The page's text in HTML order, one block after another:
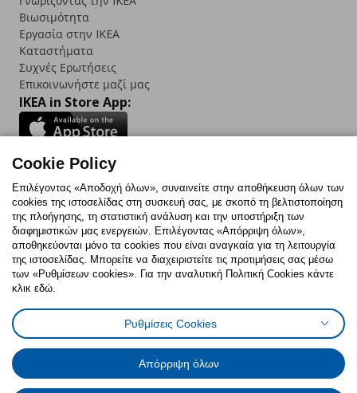
Βιωσιμότητα
Εργασία στην IKEA
Καταστήματα
Συχνές Ερωτήσεις
Επικοινωνήστε μαζί μας
IKEA in Store App:
Follow us:
FacebookInstagram
TikTokYoutubePinterestTwitter
Πολιτική CookiesΔήλωση ψηφιακής προσβασιμότητας
Ρυθμίσεις cookiesΌροι Χρήσης
Γενική Πολιτική Προσωπικών Δεδομένων
Πολιτική Προσωπικών Δεδομένων για ΙΚΕΑ.gr
Κώδικας Καταναλωτικής Δεοντολογίας
Cookie Policy
Επιλέγοντας «Αποδοχή όλων», συναινείτε στην αποθήκευση όλων των
cookies της ιστοσελίδας στη συσκευή σας, με σκοπό τη βελτιστοποίηση
της πλοήγησης, τη στατιστική ανάλυση και την υποστήριξη των
διαφημιστικών μας ενεργειών. Επιλέγοντας «Απόρριψη όλων»,
αποθηκεύονται μόνο τα cookies που είναι αναγκαία για τη λειτουργία
της ιστοσελίδας. Μπορείτε να διαχειριστείτε τις προτιμήσεις σας μέσω
των «Ρυθμίσεων cookies». Για την αναλυτική Πολιτική Cookies κάντε
κλικ εδώ.
Ρυθμίσεις Cookies
Απόρριψη όλων